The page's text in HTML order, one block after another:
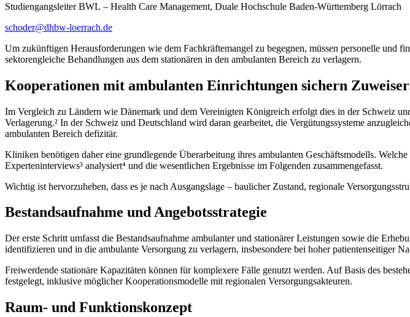
Studiengangsleiter BWL – Health Care Management, Duale Hochschule Baden-Württemberg Lörrach
schoder@dhbw-loerrach.de
Um zukünftigen Herausforderungen wie dem Fachkräftemangel zu begegnen, müssen personelle und
sektorengleiche Behandlungen aus dem stationären in den ambulanten Bereich zu verlagern.
Kooperationen mit ambulanten Einrichtungen sichern
Im Vergleich zu Ländern wie Dänemark und dem Vereinigten Königreich erfolgt dies in der Schweiz
Verlagerung.² In der Schweiz und Deutschland wird daran gearbeitet, die Vergütungssysteme
ambulanten Bereich defizitär.
Kliniken benötigen daher eine grundlegende Überarbeitung ihres ambulanten Geschäftsmodells.
Experteninterviews³ analysiert⁴ und die wesentlichen Ergebnisse im Folgenden zusammengefasst.
Wichtig ist hervorzuheben, dass es je nach Ausgangslage – baulicher Zustand, regionale
Bestandsaufnahme und Angebotsstrategie
Der erste Schritt umfasst die Bestandsaufnahme ambulanter und stationärer Leistungen sowie die
identifizieren und in die ambulante Versorgung zu verlagern, insbesondere bei hoher patientenseitiger
Freiwerdende stationäre Kapazitäten können für komplexere Fälle genutzt werden. Auf Basis des
festgelegt, inklusive möglicher Kooperationsmodelle mit regionalen Versorgungsakteuren.
Raum- und Funktionskonzept